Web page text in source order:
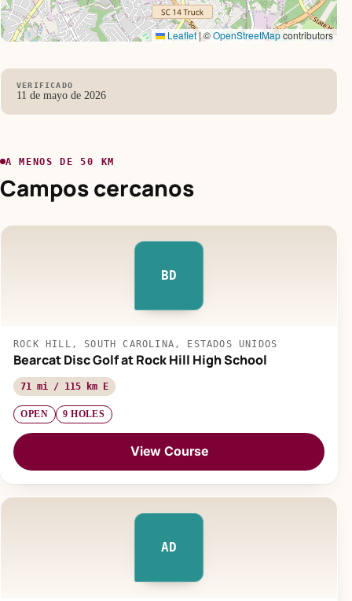
Leaflet|©OpenStreetMapcontributors
VERIFICADO
11 de mayo de 2026
A MENOS DE 50 KM
Campos cercanos
BD
ROCK HILL, SOUTH CAROLINA, ESTADOS UNIDOS
Bearcat Disc Golf at Rock Hill High School
71 mi / 115 km E
OPEN 9 HOLES
View Course
AD